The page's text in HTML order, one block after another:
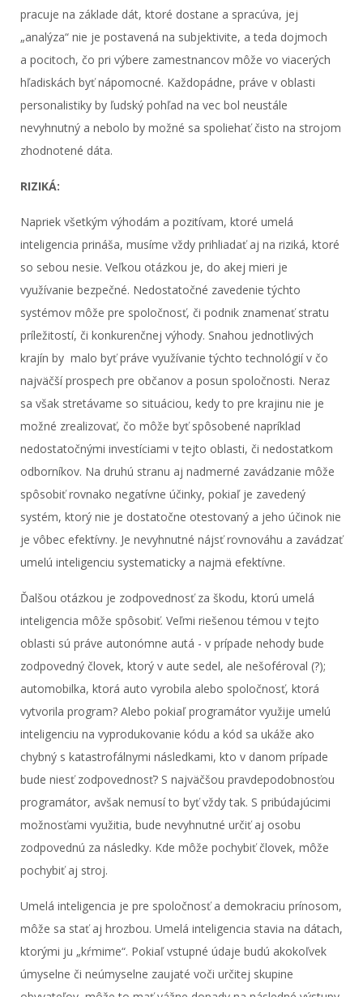
pracuje na základe dát, ktoré dostane a spracúva, jej
„analýza“ nie je postavená na subjektivite, a teda dojmoch
a pocitoch, čo pri výbere zamestnancov môže vo viacerých
hľadiskách byť nápomocné. Každopádne, práve v oblasti
personalistiky by ľudský pohľad na vec bol neustále
nevyhnutný a nebolo by možné sa spoliehať čisto na strojom
zhodnotené dáta.
RIZIKÁ:
Napriek všetkým výhodám a pozitívam, ktoré umelá
inteligencia prináša, musíme vždy prihliadať aj na riziká, ktoré
so sebou nesie. Veľkou otázkou je, do akej mieri je
využívanie bezpečné. Nedostatočné zavedenie týchto
systémov môže pre spoločnosť, či podnik znamenať stratu
príležitostí, či konkurenčnej výhody. Snahou jednotlivých
krajín by malo byť práve využívanie týchto technológií v čo
najväčší prospech pre občanov a posun spoločnosti. Neraz
sa však stretávame so situáciou, kedy to pre krajinu nie je
možné zrealizovať, čo môže byť spôsobené napríklad
nedostatočnými investíciami v tejto oblasti, či nedostatkom
odborníkov. Na druhú stranu aj nadmerné zavádzanie môže
spôsobiť rovnako negatívne účinky, pokiaľ je zavedený
systém, ktorý nie je dostatočne otestovaný a jeho účinok nie
je vôbec efektívny. Je nevyhnutné nájsť rovnováhu a zavádzať
umelú inteligenciu systematicky a najmä efektívne.
Ďalšou otázkou je zodpovednosť za škodu, ktorú umelá
inteligencia môže spôsobiť. Veľmi riešenou témou v tejto
oblasti sú práve autonómne autá - v prípade nehody bude
zodpovedný človek, ktorý v aute sedel, ale nešoféroval (?);
automobilka, ktorá auto vyrobila alebo spoločnosť, ktorá
vytvorila program? Alebo pokiaľ programátor využije umelú
inteligenciu na vyprodukovanie kódu a kód sa ukáže ako
chybný s katastrofálnymi následkami, kto v danom prípade
bude niesť zodpovednosť? S najväčšou pravdepodobnosťou
programátor, avšak nemusí to byť vždy tak. S pribúdajúcimi
možnosťami využitia, bude nevyhnutné určiť aj osobu
zodpovednú za následky. Kde môže pochybiť človek, môže
pochybiť aj stroj.
Umelá inteligencia je pre spoločnosť a demokraciu prínosom,
môže sa stať aj hrozbou. Umelá inteligencia stavia na dátach,
ktorými ju „kŕmime“. Pokiaľ vstupné údaje budú akokoľvek
úmyselne či neúmyselne zaujaté voči určitej skupine